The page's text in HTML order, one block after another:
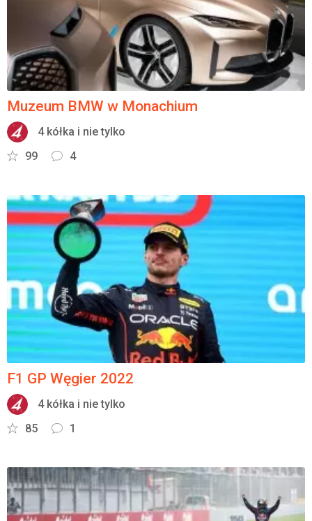
Muzeum BMW w Monachium
4 kółka i nie tylko
99
4
F1 GP Węgier 2022
4 kółka i nie tylko
85
1